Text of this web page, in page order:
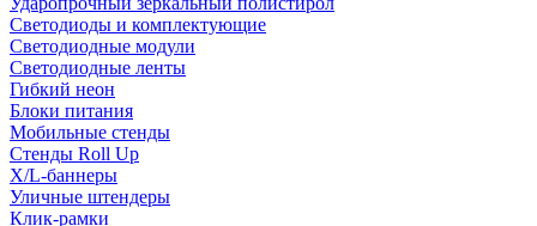
Светодиоды и комплектующие
Светодиодные модули
Светодиодные ленты
Гибкий неон
Блоки питания
Мобильные стенды
Стенды Roll Up
X/L-баннеры
Уличные штендеры
Клик-рамки